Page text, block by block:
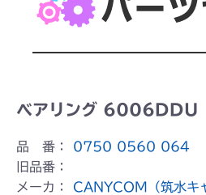
ベアリング 6006DDU
品 番： 0750 0560 064
旧品番：
メーカ： CANYCOM（筑水キ